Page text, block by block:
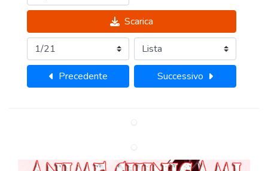
Scarica
Precedente Successivo